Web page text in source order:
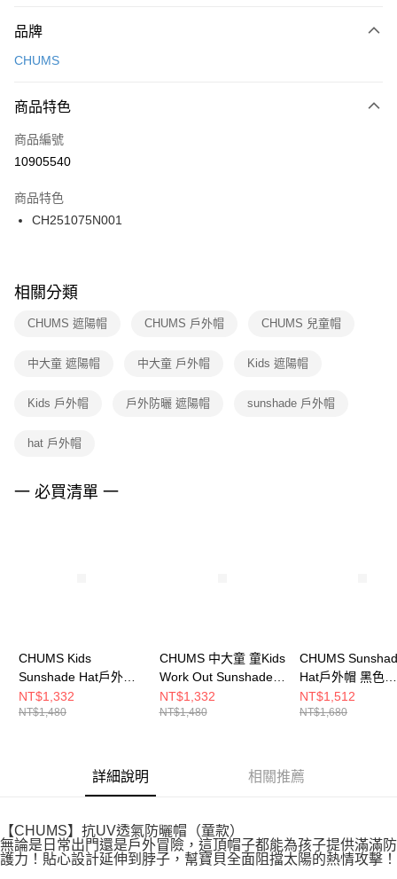
台灣樂天信用卡公司
【關於「AFTEE先享後付」】
便利好安心！
３．安心：先確認商品／服務後，再付款。
【「AFTEE先享後付」結帳流程】
１．於結帳方式選擇「AFTEE先享後付」後，將跳轉至「AFTEE先享後付」
２．訂單成立數日內，您將收到繳費通知簡訊。
３．收到繳費通知簡訊後14天內，點擊此簡訊中的連結，可透過四大超商／
ATM／網路銀行／等多元方式進行付款，方視為交易完成。
※ 交易是否成功請以「AFTEE先享後付 」之結帳頁面顯示為準，若有關於
是否繳費成功／繳費後需取消欲退款等相關疑問，請聯繫「AFTEE先享後付
客戶支援中心」https://netprotections.freshdesk.com/support/home
１．透過由恩沛科技股份有限公司提供之「AFTEE先享後付」服務完成之交
權轉讓予恩沛科技股份有限公司。
３．未成年的使用者請事先徵得法定代理人或監護人之同意方可使用
４．使用「AFTEE先享後付」時，將依據個別帳號之用戶狀況，依本公司即
運送方式
每筆NT$100，滿NT$1,500(含以上)免運費
宅配
每筆NT$100，滿NT$1,500(含以上)免運費
品牌
CHUMS
商品特色
商品編號
10905540
商品特色
CH251075N001
相關分類
CHUMS 遮陽帽 CHUMS 戶外帽 CHUMS 兒童帽
中大童 遮陽帽 中大童 戶外帽 Kids 遮陽帽
Kids 戶外帽 戶外防曬 遮陽帽 sunshade 戶外帽
hat 戶外帽
一 必買清單 一
CHUMS Kids
Sunshade Hat戶外帽
Navy Crazy
CH251075C075
NT$1,332
NT$1,480
CHUMS 中大童 童Kids
Work Out Sunshade
Hat戶外帽(UV CUT)
CH251062C004
NT$1,332
NT$1,480
CHUMS
Hat戶外帽 黑色
CH051471K001
NT$1,512
NT$1,680
詳細說明 相關推薦
【CHUMS】抗UV透氣防曬帽（童款）
無論是日常出門還是戶外冒險，這頂帽子都能為孩子提供滿滿防
護力！貼心設計延伸到脖子，幫寶貝全面阻擋太陽的熱情攻擊！